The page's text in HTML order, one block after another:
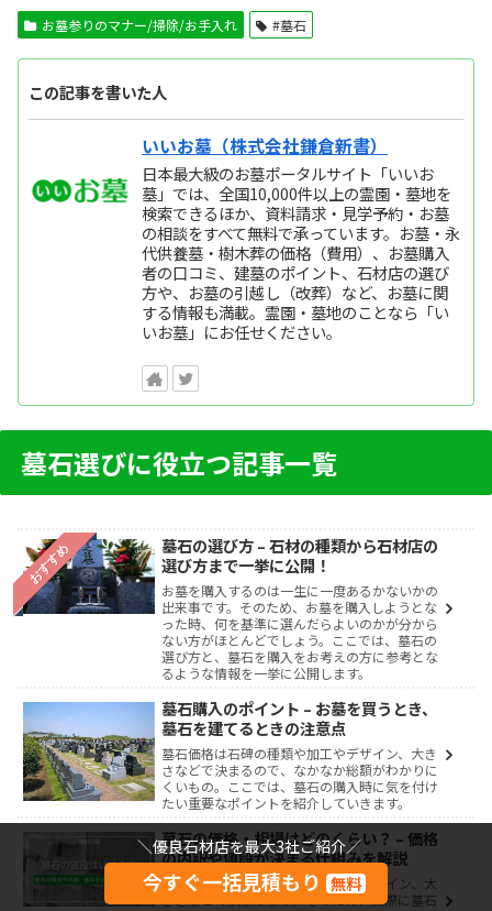
学予約・お墓の相談はすべて無料。墓石建立から
永代供養墓・樹木葬・納骨堂など区画タイプ別の
費用...
お墓参りのマナー/掃除/お手入れ #墓石
この記事を書いた人
いいお墓（株式会社鎌倉新書）
日本最大級のお墓ポータルサイト「いいお
墓」では、全国10,000件以上の霊園・墓地を
検索できるほか、資料請求・見学予約・お墓
の相談をすべて無料で承っています。お墓・永
代供養墓・樹木葬の価格（費用）、お墓購入
者の口コミ、建墓のポイント、石材店の選び
方や、お墓の引越し（改葬）など、お墓に関
する情報も満載。霊園・墓地のことなら「い
いお墓」にお任せください。
墓石選びに役立つ記事一覧
おすすめ
墓石の選び方 – 石材の種類から石材店の
選び方まで一挙に公開！
お墓を購入するのは一生に一度あるかないかの
出来事です。そのため、お墓を購入しようとな
った時、何を基準に選んだらよいのかが分から
ない方がほとんどでしょう。ここでは、墓石の
選び方と、墓石を購入をお考えの方に参考とな
るような情報を一挙に公開します。
墓石購入のポイント – お墓を買うとき、
墓石を建てるときの注意点
墓石価格は石碑の種類や加工やデザイン、大き
さなどで決まるので、なかなか総額がわかりに
くいもの。ここでは、墓石の購入時に気を付け
たい重要なポイントを紹介していきます。
墓石の価格・相場はどのくらい？ – 価格
の内訳や値段が決まる仕組みを解説
墓石価格は、石碑の種類や加工やデザイン、大
きさなどで決まります。そのため、実際に墓石
＼優良石材店を最大3社ご紹介／
今すぐ一括見積もり 無料